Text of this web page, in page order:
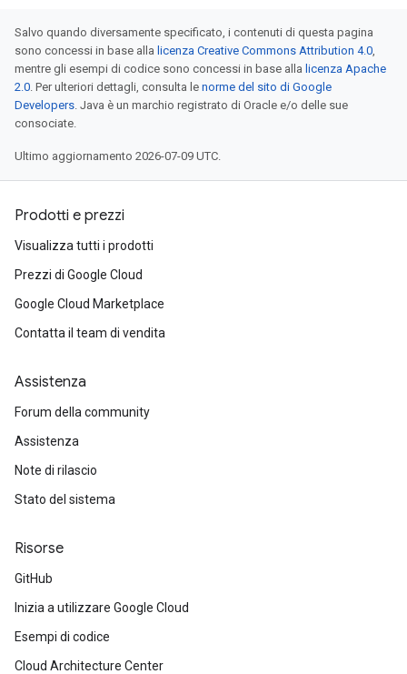
Salvo quando diversamente specificato, i contenuti di questa pagina
sono concessi in base alla licenza Creative Commons Attribution 4.0,
mentre gli esempi di codice sono concessi in base alla licenza Apache
2.0. Per ulteriori dettagli, consulta le norme del sito di Google
Developers. Java è un marchio registrato di Oracle e/o delle sue
consociate.
Ultimo aggiornamento 2026-07-09 UTC.
Prodotti e prezzi
Visualizza tutti i prodotti
Prezzi di Google Cloud
Google Cloud Marketplace
Contatta il team di vendita
Assistenza
Forum della community
Assistenza
Note di rilascio
Stato del sistema
Risorse
GitHub
Inizia a utilizzare Google Cloud
Esempi di codice
Cloud Architecture Center